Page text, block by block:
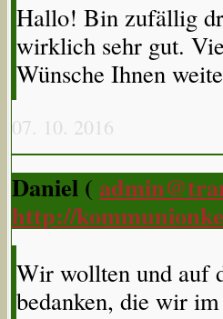
Hallo! Bin zufällig
wirklich sehr gut.
Wünsche Ihnen
07. 10. 2016
Daniel (
http://
Wir wollten und auf
bedanken, die wir